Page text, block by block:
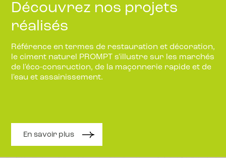
Découvrez nos projets
réalisés
Référence en termes de restauration et décoration,
le ciment naturel PROMPT s'illustre sur les marchés
de l'éco-consruction, de la maçonnerie rapide et de
l'eau et assainissement.
En savoir plus